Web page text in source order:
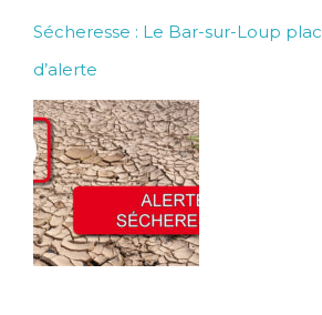
Sécheresse : Le Bar-sur-Loup
d’alerte